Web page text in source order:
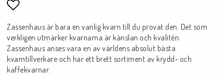
Lägg till i favoritlistan
Zassenhaus är bara en vanlig kvarn till du provat den. Det som
verkligen utmärker kvarnarna är känslan och kvalitén.
Zassenhaus anses vara en av världens absolut bästa
kvarntillverkare och har ett brett sortiment av krydd- och
kaffekvarnar.